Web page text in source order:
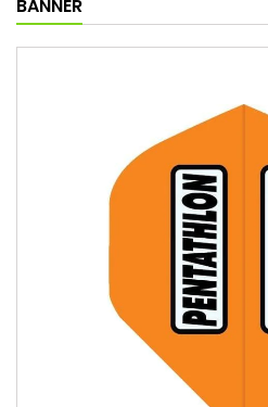
BANNER